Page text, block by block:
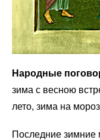
Народные
зима с весною
лето, зима на
Последние